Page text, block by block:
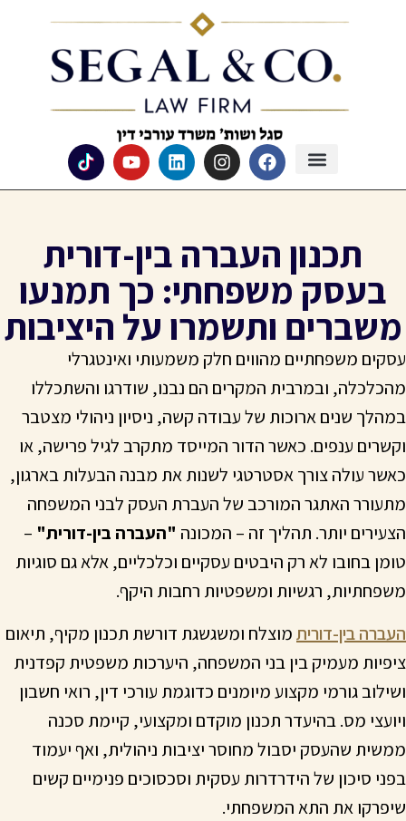
תכנון העברה בין-דורית
בעסק משפחתי: כך תמנעו
משברים ותשמרו על היציבות
עסקים משפחתיים מהווים חלק משמעותי ואינטגרלי
מהכלכלה, ובמרבית המקרים הם נבנו, שודרגו והשתכללו
במהלך שנים ארוכות של עבודה קשה, ניסיון ניהולי מצטבר
וקשרים ענפים. כאשר הדור המייסד מתקרב לגיל פרישה, או
כאשר עולה צורך אסטרטגי לשנות את מבנה הבעלות בארגון,
מתעורר האתגר המורכב של העברת העסק לבני המשפחה
הצעירים יותר. תהליך זה – המכונה "העברה בין-דורית" –
טומן בחובו לא רק היבטים עסקיים וכלכליים, אלא גם סוגיות
משפחתיות, רגשיות ומשפטיות רחבות היקף.
העברה בין-דוריתמוצלח ומשגשגת דורשת תכנון מקיף, תיאום
ציפיות מעמיק בין בני המשפחה, היערכות משפטית קפדנית
ושילוב גורמי מקצוע מיומנים כדוגמת עורכי דין, רואי חשבון
ויועצי מס. בהיעדר תכנון מוקדם ומקצועי, קיימת סכנה
ממשית שהעסק יסבול מחוסר יציבות ניהולית, ואף יעמוד
בפני סיכון של הידרדרות עסקית וסכסוכים פנימיים קשים
שיפרקו את התא המשפחתי.